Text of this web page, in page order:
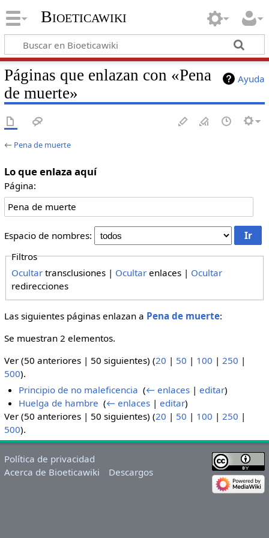
Bioeticawiki
Ayuda
Páginas que enlazan con «Pena
de muerte»
← Pena de muerte
Lo que enlaza aquí
Página:
Espacio de nombres:
Filtros
Ocultar transclusiones | Ocultar enlaces | Ocultar
redirecciones
Las siguientes páginas enlazan a Pena de muerte:
Se muestran 2 elementos.
Ver (50 anteriores | 50 siguientes) (20 | 50 | 100 | 250 |
500).
Principio de no maleficencia ‎(← enlaces |editar)
Huelga de hambre ‎(← enlaces |editar)
Ver (50 anteriores | 50 siguientes) (20 | 50 | 100 | 250 |
500).
Política de privacidad
Acerca de Bioeticawiki
Descargos